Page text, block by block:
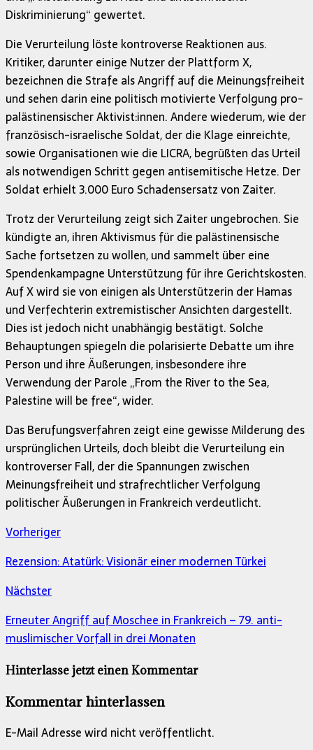
Diskriminierung“ gewertet.
Die Verurteilung löste kontroverse Reaktionen aus.
Kritiker, darunter einige Nutzer der Plattform X,
bezeichnen die Strafe als Angriff auf die Meinungsfreiheit
und sehen darin eine politisch motivierte Verfolgung pro-
palästinensischer Aktivist:innen. Andere wiederum, wie der
französisch-israelische Soldat, der die Klage einreichte,
sowie Organisationen wie die LICRA, begrüßten das Urteil
als notwendigen Schritt gegen antisemitische Hetze. Der
Soldat erhielt 3.000 Euro Schadensersatz von Zaiter.
Trotz der Verurteilung zeigt sich Zaiter ungebrochen. Sie
kündigte an, ihren Aktivismus für die palästinensische
Sache fortsetzen zu wollen, und sammelt über eine
Spendenkampagne Unterstützung für ihre Gerichtskosten.
Auf X wird sie von einigen als Unterstützerin der Hamas
und Verfechterin extremistischer Ansichten dargestellt.
Dies ist jedoch nicht unabhängig bestätigt. Solche
Behauptungen spiegeln die polarisierte Debatte um ihre
Person und ihre Äußerungen, insbesondere ihre
Verwendung der Parole „From the River to the Sea,
Palestine will be free“, wider.
Das Berufungsverfahren zeigt eine gewisse Milderung des
ursprünglichen Urteils, doch bleibt die Verurteilung ein
kontroverser Fall, der die Spannungen zwischen
Meinungsfreiheit und strafrechtlicher Verfolgung
politischer Äußerungen in Frankreich verdeutlicht.
Vorheriger
Rezension: Atatürk: Visionär einer modernen Türkei
Nächster
Erneuter Angriff auf Moschee in Frankreich – 79. anti-
muslimischer Vorfall in drei Monaten
Hinterlasse jetzt einen Kommentar
Kommentar hinterlassen
E-Mail Adresse wird nicht veröffentlicht.